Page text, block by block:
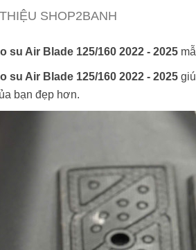
SHOP2BANH
su Air Blade 125/160 2022 - 2025
su Air Blade 125/160 2022 - 2025
bạn đẹp hơn.